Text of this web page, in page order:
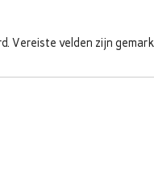
Vereiste velden zijn